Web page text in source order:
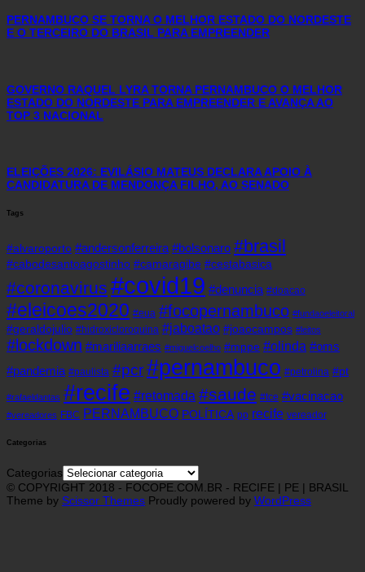
PERNAMBUCO SE TORNA O MELHOR ESTADO DO NORDESTE
E O TERCEIRO DO BRASIL PARA EMPREENDER
GOVERNO RAQUEL LYRA TORNA PERNAMBUCO O MELHOR
ESTADO DO NORDESTE PARA EMPREENDER E AVANÇA AO
TOP 3 NACIONAL
ELEIÇÕES 2026: EVILÁSIO MATEUS DECLARA APOIO À
CANDIDATURA DE MENDONÇA FILHO, AO SENADO
Tags
#alvaroporto #andersonferreira #bolsonaro #brasil
#cabodesantoagostinho #camaragibe #cestabasica
#coronavirus #covid19 #denuncia #doacao
#eleicoes2020 #eua #focopernambuco #fundaoeleitoral
#geraldojulio #hidroxicloroquina #jaboatao #joaocampos #leitos
#lockdown #mariliaarraes #miguelcoelho #mppe #olinda #oms
#pandemia #paulista #pcr#pernambuco #petrolina #pt
#rafaeldantas #recife #retomada #saude #tce #vacinacao
#vereadores FBC PERNAMBUCO POLÍTICA pp recife vereador
Categorias
Categorias
© COPYRIGHT 2018 - FOCOPE.COM.BR - RECIFE | PE | BRASIL
Theme by Scissor Themes Proudly powered by WordPress